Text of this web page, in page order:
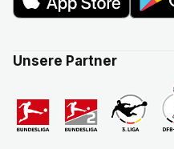
Unsere Partner